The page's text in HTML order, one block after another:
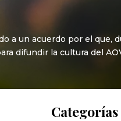
a un acuerdo por el que,
difundir la cultura del
Categorías